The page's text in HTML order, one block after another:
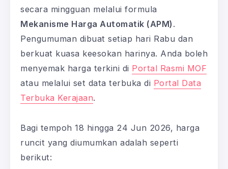
secara mingguan melalui formula
Mekanisme Harga Automatik (APM) .
Pengumuman dibuat setiap hari Rabu dan
berkuat kuasa keesokan harinya. Anda boleh
menyemak harga terkini di Portal Rasmi MOF
atau melalui set data terbuka di Portal Data
Terbuka Kerajaan.
Bagi tempoh 18 hingga 24 Jun 2026, harga
runcit yang diumumkan adalah seperti
berikut: